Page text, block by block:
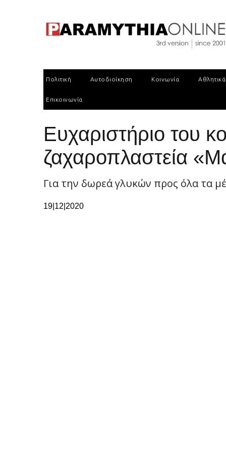
Πολιτική Αυτοδιοίκηση Κοινωνία Αθλητικά
Επικοινωνία
Ευχαριστήριο του
ζαχαροπλαστεία
Για την δωρεά γλυκών προς όλα τα
19|12|2020